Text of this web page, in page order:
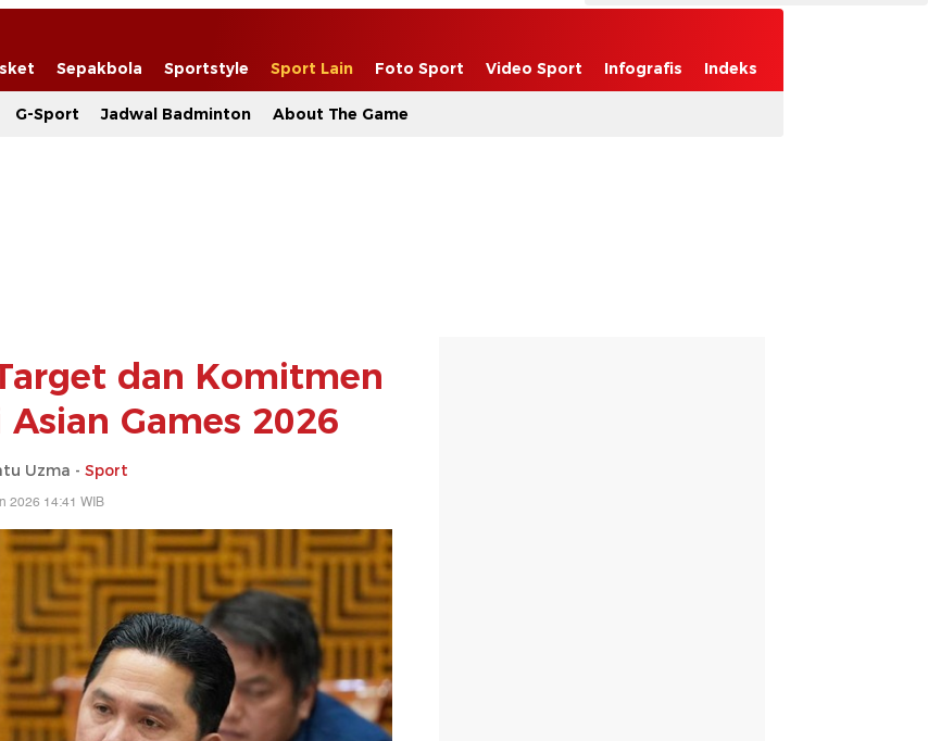
Sepakbola Sportstyle Sport Lain Foto Sport Video Sport Infografis Indeks
G-Sport Jadwal Badminton About The Game
dan Komitmen
Games 2026
Uzma - Sport
2026 14:41 WIB